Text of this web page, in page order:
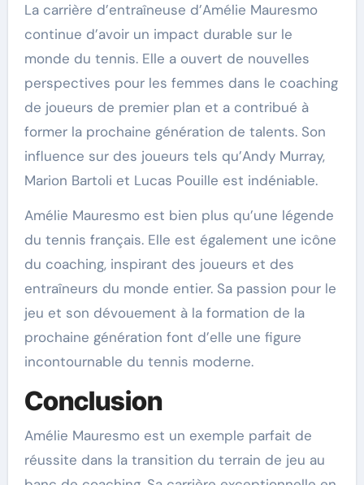
La carrière d’entraîneuse d’Amélie Mauresmo
continue d’avoir un impact durable sur le
monde du tennis. Elle a ouvert de nouvelles
perspectives pour les femmes dans le coaching
de joueurs de premier plan et a contribué à
former la prochaine génération de talents. Son
influence sur des joueurs tels qu’Andy Murray,
Marion Bartoli et Lucas Pouille est indéniable.
Amélie Mauresmo est bien plus qu’une légende
du tennis français. Elle est également une icône
du coaching, inspirant des joueurs et des
entraîneurs du monde entier. Sa passion pour le
jeu et son dévouement à la formation de la
prochaine génération font d’elle une figure
incontournable du tennis moderne.
Conclusion
Amélie Mauresmo est un exemple parfait de
réussite dans la transition du terrain de jeu au